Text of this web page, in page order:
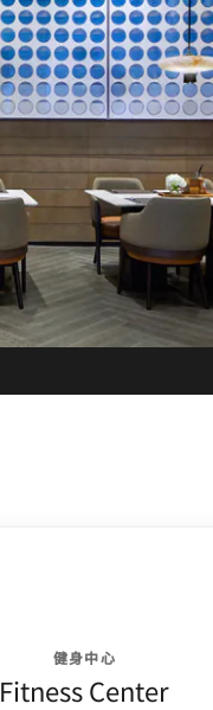
健身中心
Fitness Center